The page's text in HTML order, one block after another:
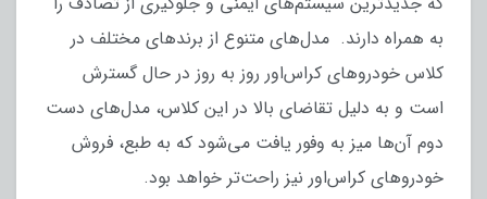
به همراه دارند. مدل‌های متنوع از برندهای مختلف در
کلاس خودروهای کراس‌اور روز به روز در حال گسترش
است و به دلیل تقاضای بالا در این کلاس، مدل‌های دست
دوم آن‌ها میز به وفور یافت می‌شود که به طبع، فروش
خودروهای کراس‌اور نیز راحت‌تر خواهد بود.